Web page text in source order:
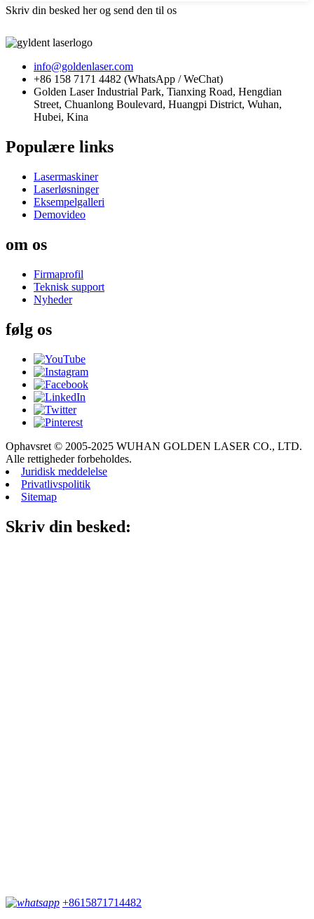
Skriv din besked her og send den til os
info@goldenlaser.com
+86 158 7171 4482 (WhatsApp / WeChat)
Golden Laser Industrial Park, Tianxing Road, Hengdian
Street, Chuanlong Boulevard, Huangpi District, Wuhan,
Hubei, Kina
Populære links
Lasermaskiner
Laserløsninger
Eksempelgalleri
Demovideo
om os
Firmaprofil
Teknisk support
Nyheder
følg os
Ophavsret © 2005-2025 WUHAN GOLDEN LASER CO., LTD.
Alle rettigheder forbeholdes.
Juridisk meddelelse
Privatlivspolitik
Sitemap
Skriv din besked:
+8615871714482